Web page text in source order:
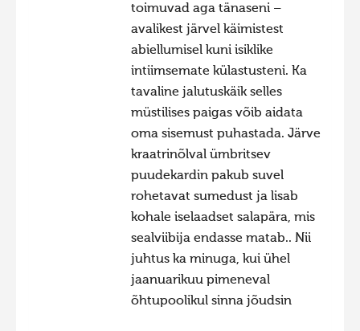
Hiite kuvavõistlus 2020 lisa
Liikuvad kuvad 2020
Hiite kuvavõistlus 2018
Hiite kuvavõistlus 2017
Hiite kuvavõistlus 2015
Hiite kuvavõistlus 2014
Hiite kuvavõistlus 2012
toimuvad aga tänaseni –
avalikest järvel käimistest
abiellumisel kuni isiklike
intiimsemate külastusteni. Ka
tavaline jalutuskäik selles
müstilises paigas võib aidata
oma sisemust puhastada. Järve
kraatrinõlval ümbritsev
puudekardin pakub suvel
rohetavat sumedust ja lisab
kohale iselaadset salapära, mis
sealviibija endasse matab.. Nii
juhtus ka minuga, kui ühel
jaanuarikuu pimeneval
õhtupoolikul sinna jõudsin